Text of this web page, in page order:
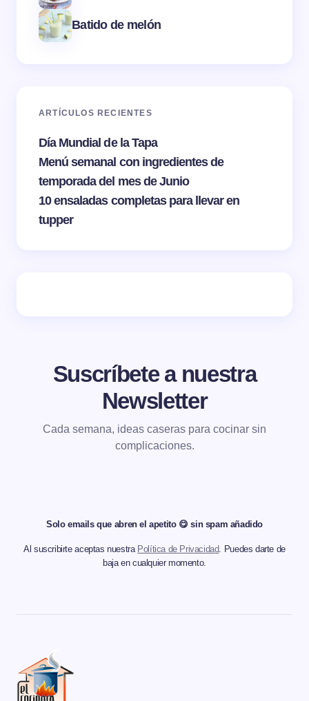
Batido de melón
ARTÍCULOS RECIENTES
Día Mundial de la Tapa
Menú semanal con ingredientes de
temporada del mes de Junio
10 ensaladas completas para llevar en
tupper
Suscríbete a nuestra
Newsletter
Cada semana, ideas caseras para cocinar sin
complicaciones.
Solo emails que abren el apetito 😋 sin spam añadido
Al suscribirte aceptas nuestra Política de Privacidad. Puedes darte de
baja en cualquier momento.